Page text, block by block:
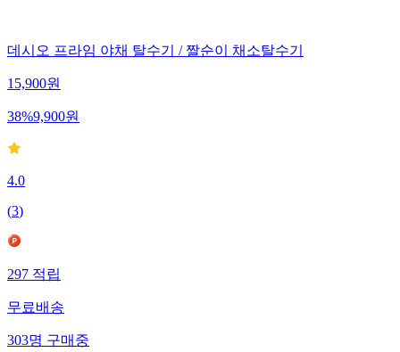
데시오 프라임 야채 탈수기 / 짤순이 채소탈수기
15,900원
38%9,900원
4.0
(3)
297적립
무료배송
303명구매중